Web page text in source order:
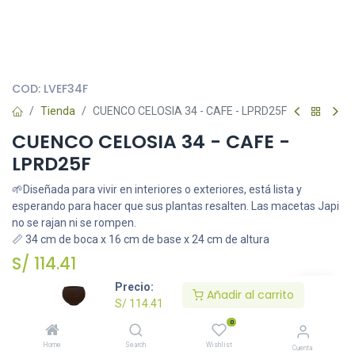
Precio:
S/ 114.41
Añadir al carrito
Home Search
0
Wishlist Cuenta
COD: LVEF34F
Tienda CUENCO CELOSIA 34 - CAFE - LPRD25F
CUENCO CELOSIA 34 - CAFE -
LPRD25F
🌱Diseñada para vivir en interiores o exteriores, está lista y
esperando para hacer que sus plantas resalten. Las macetas Japi
no se rajan ni se rompen.
📏 34 cm de boca x 16 cm de base x 24 cm de altura
S/ 114.41
Añadir al carrito